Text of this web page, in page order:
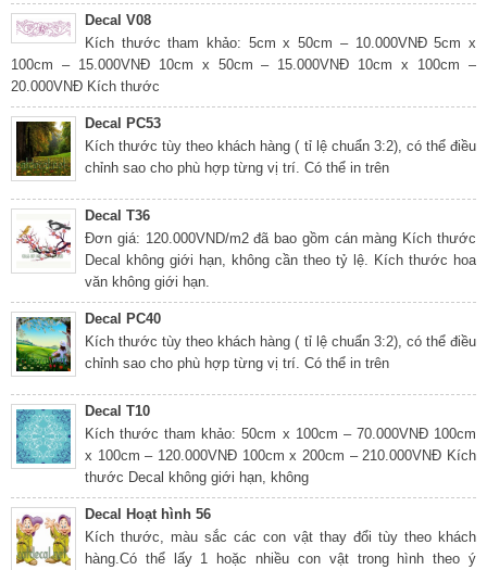
Decal V08
Kích thước tham khảo: 5cm x 50cm – 10.000VNĐ 5cm x
100cm – 15.000VNĐ 10cm x 50cm – 15.000VNĐ 10cm x 100cm –
20.000VNĐ Kích thước
Decal PC53
Kích thước tùy theo khách hàng ( tỉ lệ chuẩn 3:2), có thể điều
chỉnh sao cho phù hợp từng vị trí. Có thể in trên
Decal T36
Đơn giá: 120.000VND/m2 đã bao gồm cán màng Kích thước
Decal không giới hạn, không cần theo tỷ lệ. Kích thước hoa
văn không giới hạn.
Decal PC40
Kích thước tùy theo khách hàng ( tỉ lệ chuẩn 3:2), có thể điều
chỉnh sao cho phù hợp từng vị trí. Có thể in trên
Decal T10
Kích thước tham khảo: 50cm x 100cm – 70.000VNĐ 100cm
x 100cm – 120.000VNĐ 100cm x 200cm – 210.000VNĐ Kích
thước Decal không giới hạn, không
Decal Hoạt hình 56
Kích thước, màu sắc các con vật thay đổi tùy theo khách
hàng.Có thể lấy 1 hoặc nhiều con vật trong hình theo ý